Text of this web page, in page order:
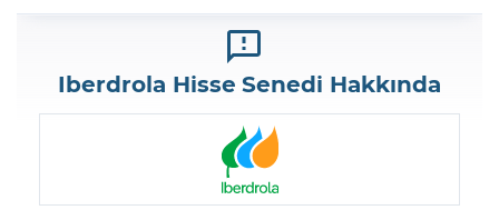
Iberdrola Hisse Senedi Hakkında